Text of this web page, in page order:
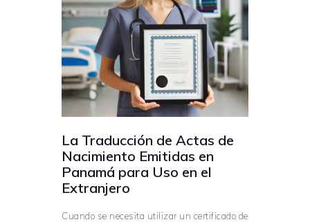
La Traducción de Actas de
Nacimiento Emitidas en
Panamá para Uso en el
Extranjero
Cuando se necesita utilizar un certificado de